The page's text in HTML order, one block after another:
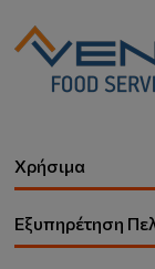
Χρήσιμα
Εξυπηρέτηση